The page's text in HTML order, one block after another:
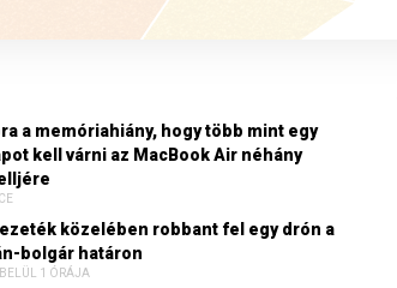
a memóriahiány, hogy több mint egy
kell várni az MacBook Air néhány
közelében robbant fel egy drón a
bolgár határon
1 ÓRÁJA